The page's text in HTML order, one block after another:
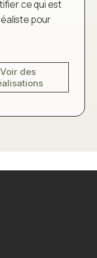
ce qui est
pour
Voir des